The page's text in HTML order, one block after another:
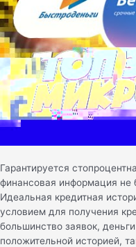
Гарантируется
финансовая информация не
Идеальная кредитная
условием для получения
большинство заявок,
положительной историей,